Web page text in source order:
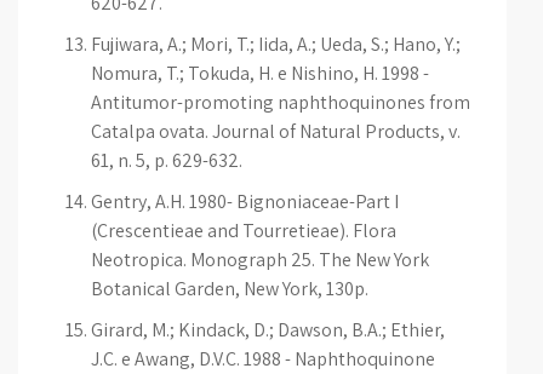
Fujiwara, A.; Mori, T.; Iida, A.; Ueda, S.; Hano, Y.;
Nomura, T.; Tokuda, H. e Nishino, H. 1998 -
Antitumor-promoting naphthoquinones from
Catalpa ovata. Journal of Natural Products, v.
61, n. 5, p. 629-632.
Gentry, A.H. 1980- Bignoniaceae-Part I
(Crescentieae and Tourretieae). Flora
Neotropica. Monograph 25. The New York
Botanical Garden, New York, 130p.
Girard, M.; Kindack, D.; Dawson, B.A.; Ethier,
J.C. e Awang, D.V.C. 1988 - Naphthoquinone